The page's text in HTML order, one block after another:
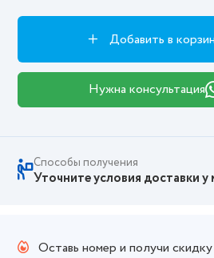
Добавить в
Нужна консультация
Способы получения
Уточните условия доставки
Оставь номер и получи скидку